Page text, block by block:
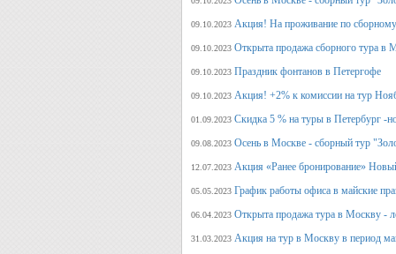
09.10.2023 Акция! На проживание по
09.10.2023 Открыта продажа сборного тура в
09.10.2023 Праздник фонтанов в Петергофе
09.10.2023 Акция! +2% к комиссии на тур
01.09.2023 Скидка 5 % на туры в Петербург -
09.08.2023 Осень в Москве - сборный тур
12.07.2023 Акция «Ранее бронирование»
05.05.2023 График работы офиса в майские
06.04.2023 Открыта продажа тура в Москву -
31.03.2023 Акция на тур в Москву в период